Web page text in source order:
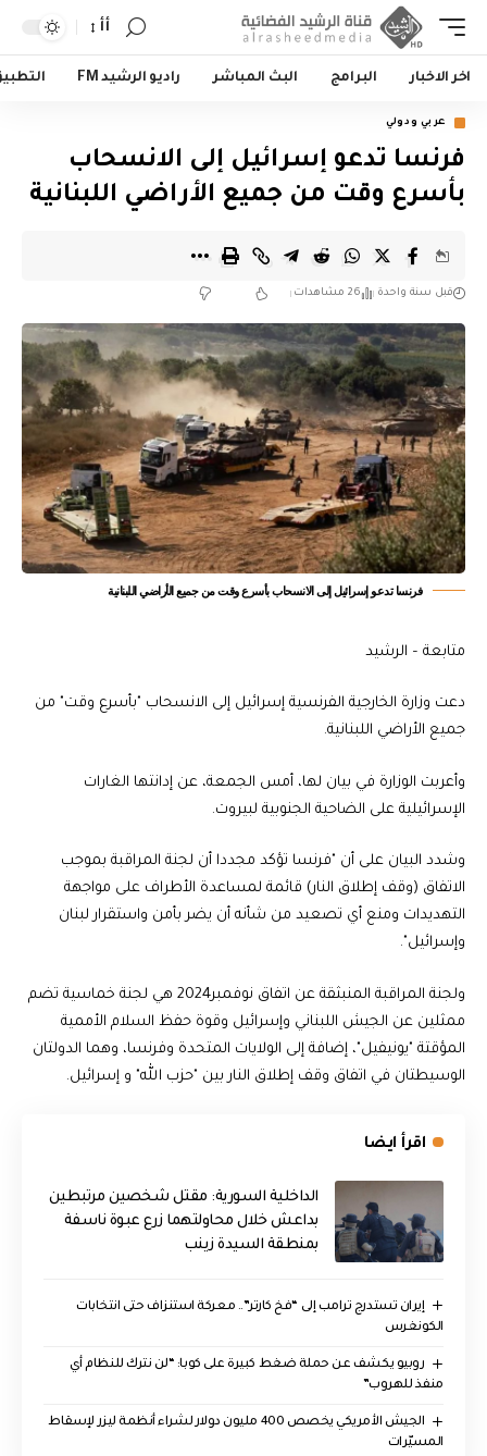
أأ
اخر الاخبار البرامج البث المباشر راديو الرشيد FM
عربي ودولي
فرنسا تدعو إسرائيل إلى الانسحاب
بأسرع وقت من جميع الأراضي اللبنانية
قبل سنة واحدة 26 مشاهدات
فرنسا تدعو إسرائيل إلى الانسحاب بأسرع وقت من جميع الأراضي اللبنانية
متابعة – الرشيد
دعت وزارة الخارجية الفرنسية إسرائيل إلى الانسحاب "بأسرع وقت" من
جميع الأراضي اللبنانية.
وأعربت الوزارة في بيان لها، أمس الجمعة، عن إدانتها الغارات
الإسرائيلية على الضاحية الجنوبية لبيروت.
وشدد البيان على أن "فرنسا تؤكد مجددا أن لجنة المراقبة بموجب
الاتفاق (وقف إطلاق النار) قائمة لمساعدة الأطراف على مواجهة
التهديدات ومنع أي تصعيد من شأنه أن يضر بأمن واستقرار لبنان
وإسرائيل".
ولجنة المراقبة المنبثقة عن اتفاق نوفمبر2024 هي لجنة خماسية تضم
ممثلين عن الجيش اللبناني وإسرائيل وقوة حفظ السلام الأممية
المؤقتة "يونيفيل"، إضافة إلى الولايات المتحدة وفرنسا، وهما الدولتان
الوسيطتان في اتفاق وقف إطلاق النار بين "حزب الله" و إسرائيل.
اقرأ ايضا
الداخلية السورية: مقتل شخصين مرتبطين
بداعش خلال محاولتهما زرع عبوة ناسفة
بمنطقة السيدة زينب
إيران تستدرج ترامب إلى “فخ كارتر”.. معركة استنزاف حتى انتخابات
الكونغرس
روبيو يكشف عن حملة ضغط كبيرة على كوبا: “لن نترك للنظام أي
منفذ للهروب”
الجيش الأمريكي يخصص 400 مليون دولار لشراء أنظمة ليزر لإسقاط
المسيّرات